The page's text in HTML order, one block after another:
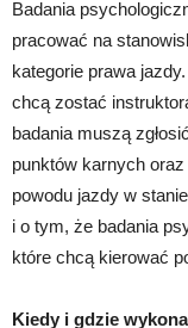
Badania
pracować na
kategorie prawa
chcą zostać
badania muszą
punktów karnych
powodu jazdy w
i o tym, że badania
które chcą kierować
Kiedy i gdzie